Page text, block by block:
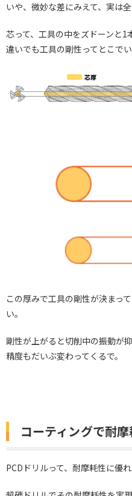
いや、微妙な差にみえて、実は全
芯って、工具の中をズドーンと
違いでも工具の剛性ってとこで
この厚みで工具の剛性が決まっ
い。
剛性が上がると切削中の振動が
精度もだいぶ変わってくるで。
コーティングで耐摩
PCDドリルって、耐摩耗性に優